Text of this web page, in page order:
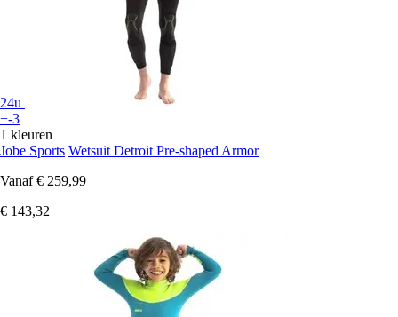
24u
+-3
1 kleuren
Jobe Sports Wetsuit Detroit Pre-shaped Armor
Vanaf € 259,99
€ 143,32